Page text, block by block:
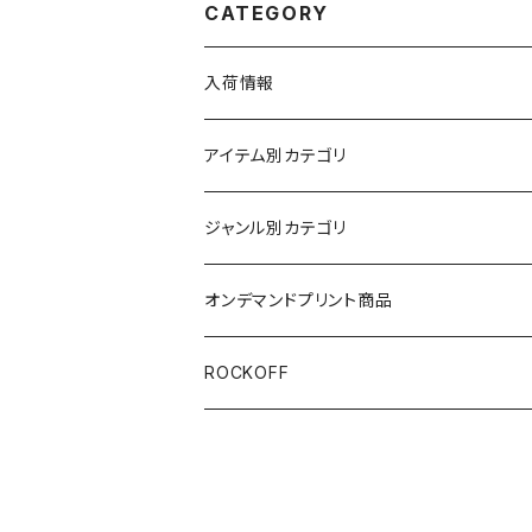
CATEGORY
入荷情報
アイテム別カテゴリ
半袖
ブラック/グレー系
ホワイト
長袖
キッズ
ジャンル別カテゴリ
オリジナルデザイン
スカルファミリー
映画Ｔシャツ
オンデマンドプリント商品
ROCKOFF